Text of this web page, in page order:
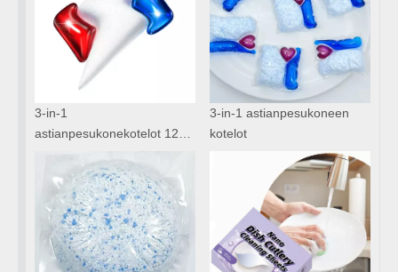
3-in-1
astianpesukonekotelot 12g-
3-in-1 astianpesukoneen
kotelot